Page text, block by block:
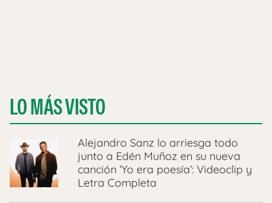
LO MÁS VISTO
Alejandro Sanz lo arriesga todo
junto a Edén Muñoz en su nueva
canción ‘Yo era poesía’: Videoclip y
Letra Completa